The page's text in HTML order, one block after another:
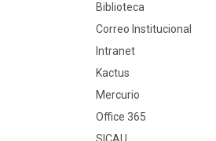
Biblioteca
Correo Institucional
Intranet
Kactus
Mercurio
Office 365